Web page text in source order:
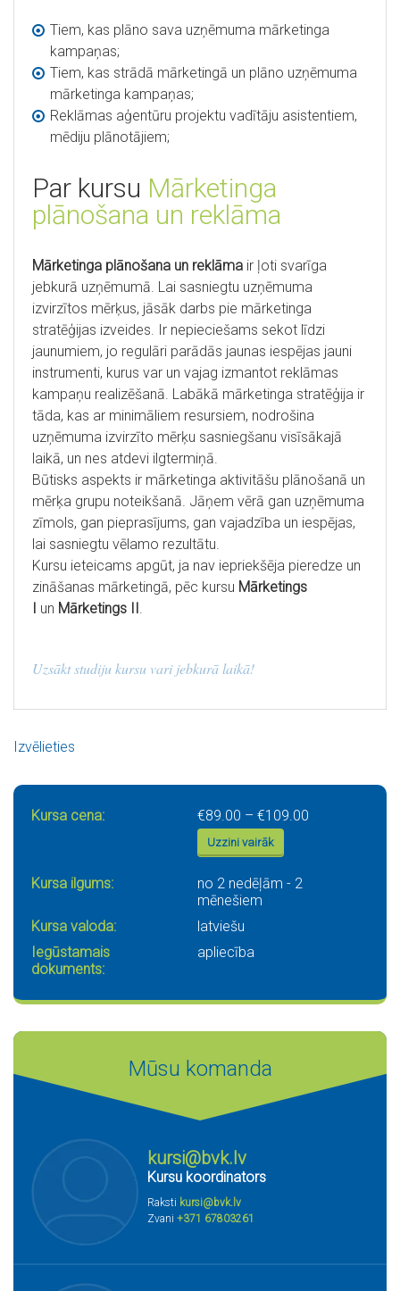
Tiem, kas plāno sava uzņēmuma mārketinga
kampaņas;
Tiem, kas strādā mārketingā un plāno uzņēmuma
mārketinga kampaņas;
Reklāmas aģentūru projektu vadītāju asistentiem,
mēdiju plānotājiem;
Par kursu Mārketinga
plānošana un reklāma
Mārketinga plānošana un reklāma ir ļoti svarīga
jebkurā uzņēmumā. Lai sasniegtu uzņēmuma
izvirzītos mērķus, jāsāk darbs pie mārketinga
stratēģijas izveides. Ir nepieciešams sekot līdzi
jaunumiem, jo regulāri parādās jaunas iespējas jauni
instrumenti, kurus var un vajag izmantot reklāmas
kampaņu realizēšanā. Labākā mārketinga stratēģija ir
tāda, kas ar minimāliem resursiem, nodrošina
uzņēmuma izvirzīto mērķu sasniegšanu visīsākajā
laikā, un nes atdevi ilgtermiņā.
Būtisks aspekts ir mārketinga aktivitāšu plānošanā un
mērķa grupu noteikšanā. Jāņem vērā gan uzņēmuma
zīmols, gan pieprasījums, gan vajadzība un iespējas,
lai sasniegtu vēlamo rezultātu.
Kursu ieteicams apgūt, ja nav iepriekšēja pieredze un
zināšanas mārketingā, pēc kursu Mārketings
un Mārketings II .
Uzsākt studiju kursu vari jebkurā laikā!
Izvēlieties
Kursa cena: €89.00 – €109.00
Uzzini vairāk
Kursa ilgums:
no 2 nedēļām - 2
mēnešiem
Kursa valoda:
latviešu
Iegūstamais
dokuments:
apliecība
Mūsu komanda
kursi@bvk.lv
Kursu koordinators
Raksti kursi@bvk.lv
Zvani +371 67803261